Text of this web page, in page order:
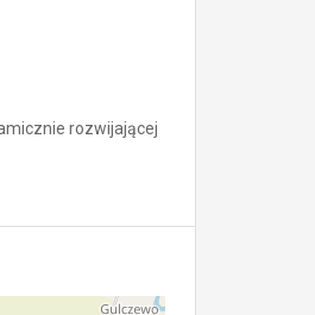
rozwijającej